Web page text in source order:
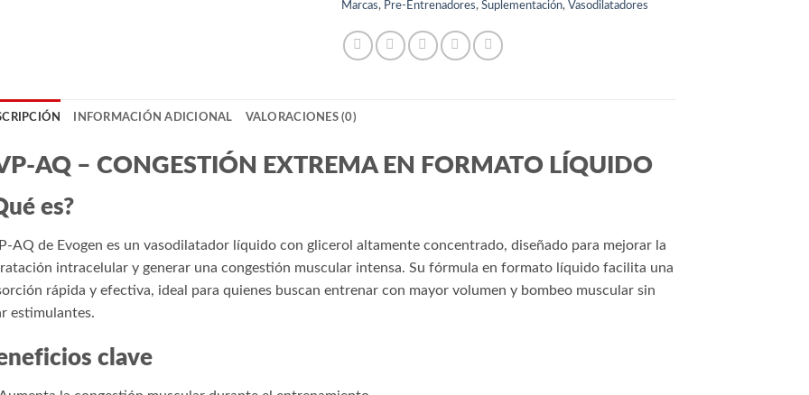
Marcas, Pre-Entrenadores,Suplementación,Vasodilatadores
INFORMACIÓN ADICIONAL VALORACIONES (0)
AQ – CONGESTIÓN EXTREMA EN FORMATO LÍQUIDO
es?
AQ de Evogen es un vasodilatador líquido con glicerol altamente concentrado, diseñado para mejorar la
intracelular y generar una congestión muscular intensa. Su fórmula en formato líquido facilita una
rápida y efectiva, ideal para quienes buscan entrenar con mayor volumen y bombeo muscular sin
estimulantes.
clave